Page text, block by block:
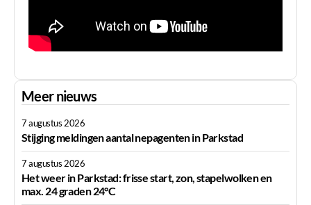
Meer nieuws
7 augustus 2026
Stijging meldingen aantal nepagenten in Parkstad
7 augustus 2026
Het weer in Parkstad: frisse start, zon, stapelwolken en
max. 24 graden 24°C